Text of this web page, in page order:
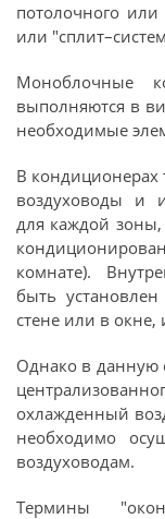
потолочного
или
Моноблочные
выполняются в
необходимые
В кондиционерах
воздуховоды и
для каждой зоны,
комнате).
быть
стене или в
Однако в данную
охлажденный
необходимо
воздуховодам.
Термины